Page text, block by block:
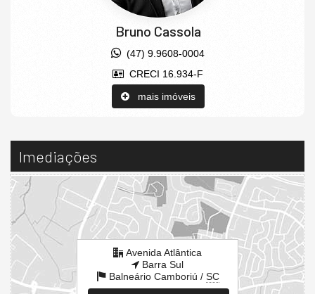
Bruno Cassola
(47) 9.9608-0004
CRECI 16.934-F
mais imóveis
Imediações
Avenida Atlântica
Barra Sul
Balneário Camboriú / SC